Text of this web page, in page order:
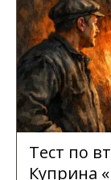
Тест по
Куприна